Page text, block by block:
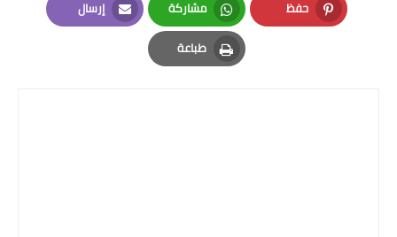
حفظ
Pinterest
مشاركة
Whatsapp
إرسال
Email
طباعة
Print